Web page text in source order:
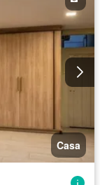
Casa